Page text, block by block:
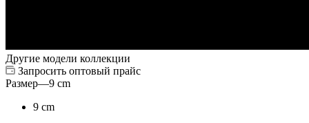
Другие модели коллекции
Запросить оптовый прайс
Размер—9 cm
9 cm